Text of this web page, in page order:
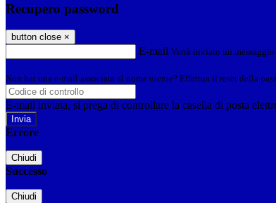
Recupero password
button close ×
E-mail Verrà inviato un
Non hai una e-mail associata al nome utente? Effettua il reset della
E-mail inviata, si prega di controllare la casella di posta
Errore
Chiudi
Successo
Chiudi